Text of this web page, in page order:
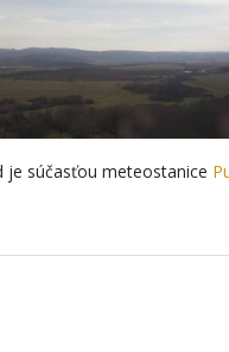
je súčasťou meteostanice